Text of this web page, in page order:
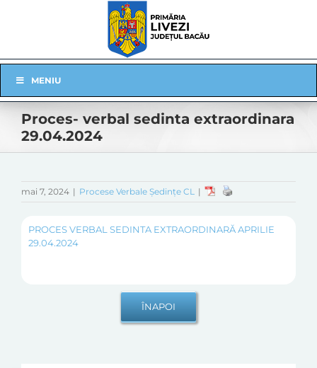
Navigation
MENIU
Proces- verbal sedinta extraordinara
29.04.2024
mai 7, 2024 | Procese Verbale Ședințe CL |
PROCES VERBAL SEDINTA EXTRAORDINARĂ APRILIE
29.04.2024